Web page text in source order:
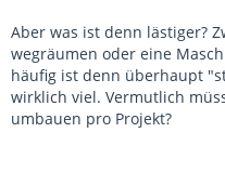
Aber was ist denn lästiger?
wegräumen oder eine
häufig ist denn überhaupt
wirklich viel. Vermutlich
umbauen pro Projekt?